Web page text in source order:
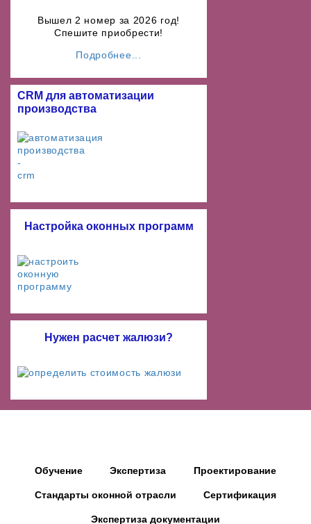
Вышел 2 номер за 2026 год!
Спешите приобрести!
Подробнее...
CRM для автоматизации
производства
Настройка оконных программ
Нужен расчет жалюзи?
Обучение Экспертиза Проектирование
Стандарты оконной отрасли Сертификация
Экспертиза документации